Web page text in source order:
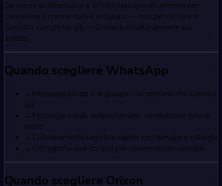
Se cerchi un'alternativa a WhatsApp specificamente per
conoscere persone nuove in italiano — non per restare in
contatto con chi hai già — Orixon è strutturalmente più
adatto.
Quando scegliere WhatsApp
→ Messaggi privati e di gruppo con persone che conosci
già
→ Messaggi vocali, videochiamate, condivisione foto e
video
→ Coordinamento logistico rapido con famiglia e colleghi
→ Crittografia end-to-end per conversazioni sensibili
Quando scegliere Orixon